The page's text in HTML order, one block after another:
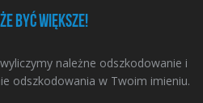
być większe!
należne odszkodowanie i
odszkodowania w Twoim imieniu.